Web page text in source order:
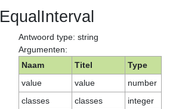
EqualInterval
Antwoord type: string
Argumenten:
Naam
Titel
Type
value
value
number
classes
classes
integer